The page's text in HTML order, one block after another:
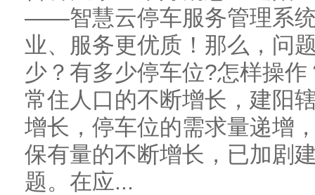
——智慧云停车服务管理系
业、服务更优质！那么，问
少？有多少停车位?怎样操
常住人口的不断增长，建阳
增长，停车位的需求量递增
保有量的不断增长，已加剧
题。在应...